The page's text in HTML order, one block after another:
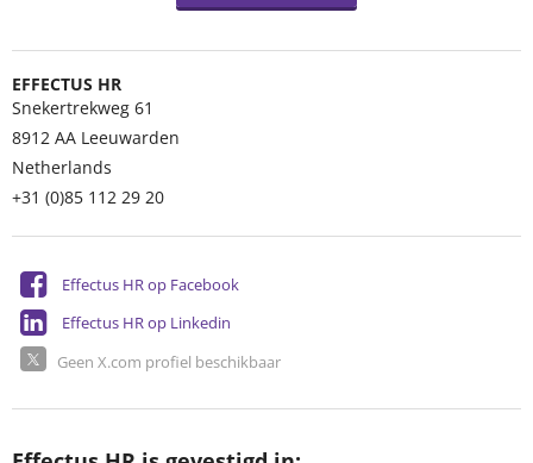
EFFECTUS HR
Snekertrekweg 61
8912 AA Leeuwarden
Netherlands
+31 (0)85 112 29 20
Effectus HR op Facebook
Effectus HR op Linkedin
Geen X.com profiel beschikbaar